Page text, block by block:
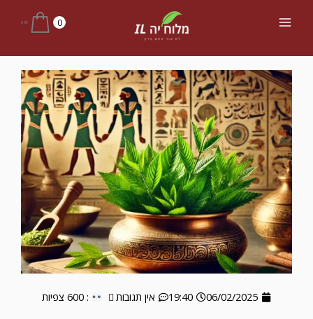
0
0 ₪
06/02/2025
19:40 אין תגובות : 600 צפיות